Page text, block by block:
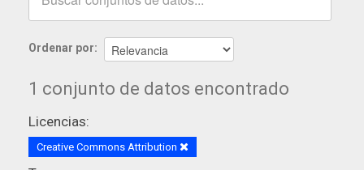
Ordenar por
1 conjunto de datos encontrado
Licencias:
Creative Commons Attribution